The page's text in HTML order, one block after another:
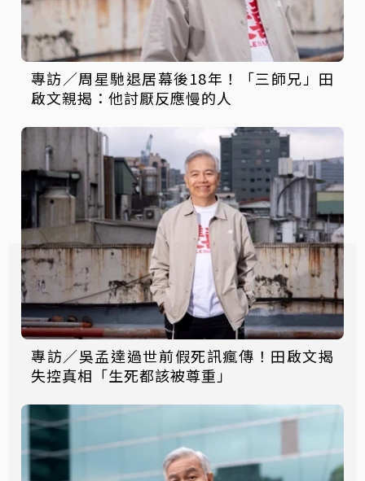
專訪／周星馳退居幕後18年！「三師兄」田
啟文親揭：他討厭反應慢的人
專訪／吳孟達過世前假死訊瘋傳！田啟文揭
失控真相「生死都該被尊重」